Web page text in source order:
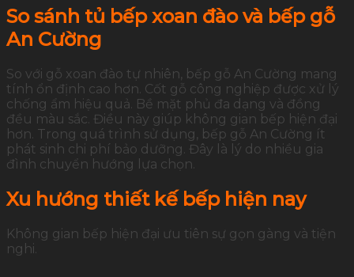
So sánh tủ bếp xoan đào và bếp gỗ
An Cường
So với gỗ xoan đào tự nhiên, bếp gỗ An Cường mang
tính ổn định cao hơn. Cốt gỗ công nghiệp được xử lý
chống ẩm hiệu quả. Bề mặt phủ đa dạng và đồng
đều màu sắc. Điều này giúp không gian bếp hiện đại
hơn. Trong quá trình sử dụng, bếp gỗ An Cường ít
phát sinh chi phí bảo dưỡng. Đây là lý do nhiều gia
đình chuyển hướng lựa chọn.
Xu hướng thiết kế bếp hiện nay
Không gian bếp hiện đại ưu tiên sự gọn gàng và tiện
nghi.